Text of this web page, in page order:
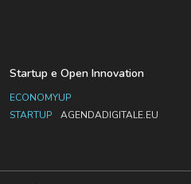
Startup e Open Innovation
ECONOMYUP
STARTUP
AGENDADIGITALE.EU